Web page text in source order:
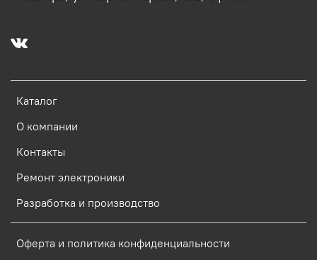
Каталог
О компании
Контакты
Ремонт электроники
Разработка и производство
Оферта и политика конфиденциальности